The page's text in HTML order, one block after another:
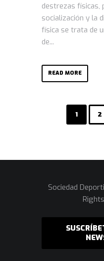
destrezas físicas,
socialización y la
física se trata de
de...
READ MORE
1 2
Sociedad